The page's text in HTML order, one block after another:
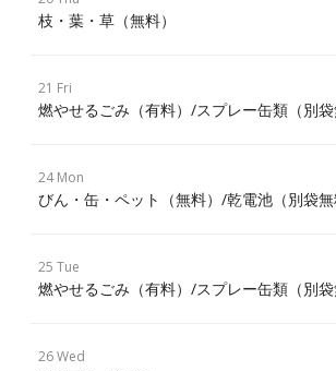
枝・葉・草（無料）
21 Fri
燃やせるごみ（有料）/スプレー缶類（別袋
24 Mon
びん・缶・ペット（無料）/乾電池（別袋無
25 Tue
燃やせるごみ（有料）/スプレー缶類（別袋
26 Wed